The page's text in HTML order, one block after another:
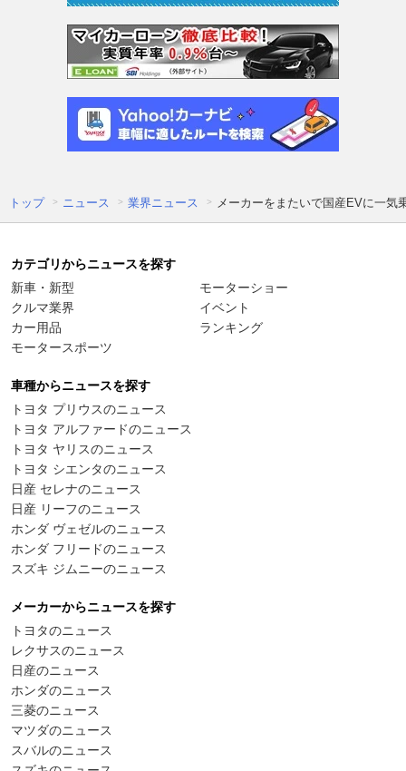
トップ ニュース 業界ニュース メーカーをまたいで国産EVに一
カテゴリからニュースを探す
新車・新型
クルマ業界
カー用品
モータースポーツ
モーターショー
イベント
ランキング
車種からニュースを探す
トヨタ プリウスのニュース
トヨタ アルファードのニュース
トヨタ ヤリスのニュース
トヨタ シエンタのニュース
日産 セレナのニュース
日産 リーフのニュース
ホンダ ヴェゼルのニュース
ホンダ フリードのニュース
スズキ ジムニーのニュース
メーカーからニュースを探す
トヨタのニュース
レクサスのニュース
日産のニュース
ホンダのニュース
三菱のニュース
マツダのニュース
スバルのニュース